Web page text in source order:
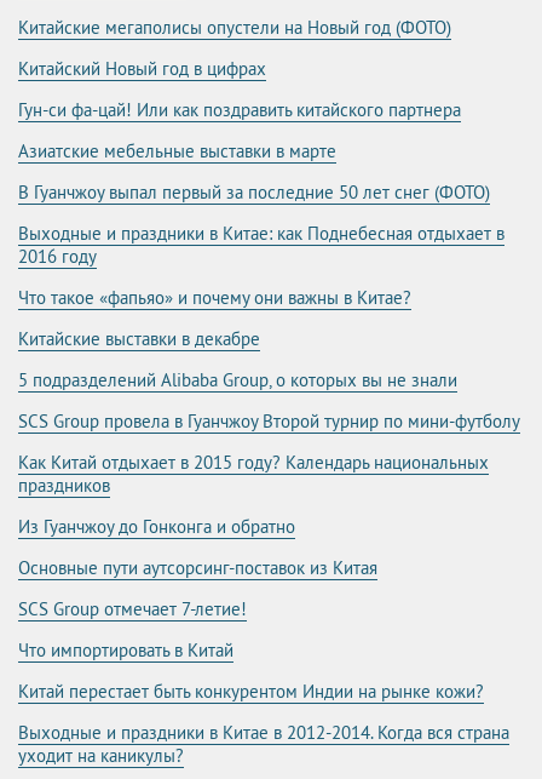
Китайские мегаполисы опустели на Новый год (ФОТО)
Китайский Новый год в цифрах
Гун-си фа-цай! Или как поздравить китайского партнера
Азиатские мебельные выставки в марте
В Гуанчжоу выпал первый за последние 50 лет снег (ФОТО)
Выходные и праздники в Китае: как Поднебесная отдыхает в
2016 году
Что такое «фапьяо» и почему они важны в Китае?
Китайские выставки в декабре
5 подразделений Alibaba Group, о которых вы не знали
SCS Group провела в Гуанчжоу Второй турнир по мини-футболу
Как Китай отдыхает в 2015 году? Календарь национальных
праздников
Из Гуанчжоу до Гонконга и обратно
Основные пути аутсорсинг-поставок из Китая
SCS Group отмечает 7-летие!
Что импортировать в Китай
Китай перестает быть конкурентом Индии на рынке кожи?
Выходные и праздники в Китае в 2012-2014. Когда вся страна
уходит на каникулы?